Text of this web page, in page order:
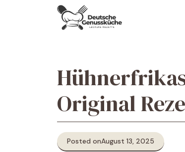
Original
Posted onAugust 13, 2025